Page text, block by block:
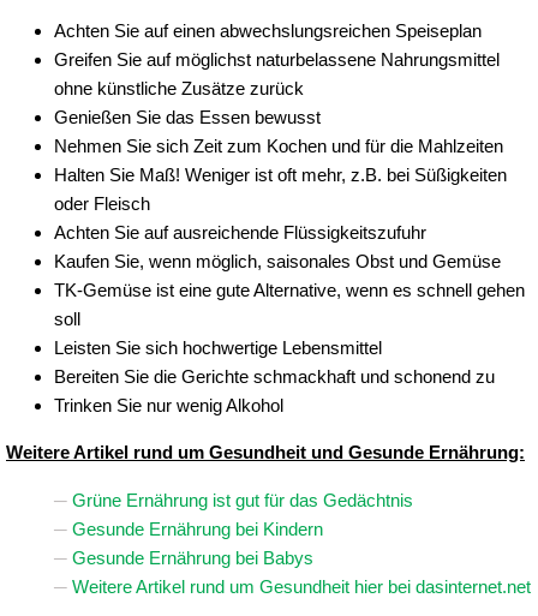
Achten Sie auf einen abwechslungsreichen Speiseplan
Greifen Sie auf möglichst naturbelassene Nahrungsmittel
ohne künstliche Zusätze zurück
Genießen Sie das Essen bewusst
Nehmen Sie sich Zeit zum Kochen und für die Mahlzeiten
Halten Sie Maß! Weniger ist oft mehr, z.B. bei Süßigkeiten
oder Fleisch
Achten Sie auf ausreichende Flüssigkeitszufuhr
Kaufen Sie, wenn möglich, saisonales Obst und Gemüse
TK-Gemüse ist eine gute Alternative, wenn es schnell gehen
soll
Leisten Sie sich hochwertige Lebensmittel
Bereiten Sie die Gerichte schmackhaft und schonend zu
Trinken Sie nur wenig Alkohol
Weitere Artikel rund um Gesundheit und Gesunde Ernährung:
Grüne Ernährung ist gut für das Gedächtnis
Gesunde Ernährung bei Kindern
Gesunde Ernährung bei Babys
Weitere Artikel rund um Gesundheit hier bei dasinternet.net